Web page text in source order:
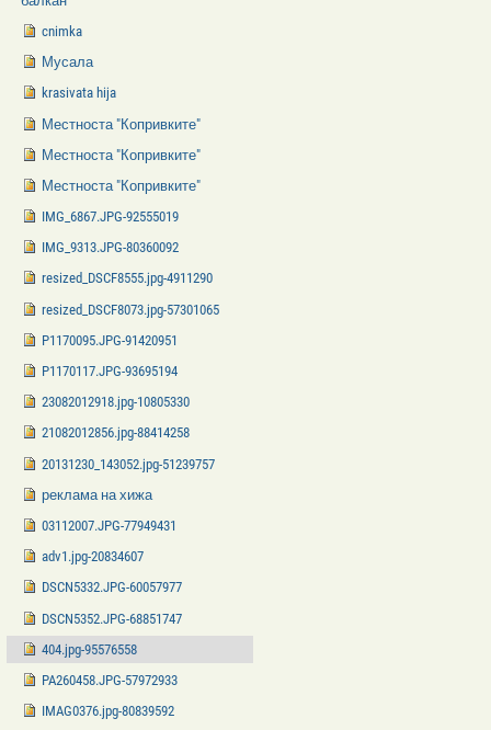
cnimka
Мусала
krasivata hija
Местноста "Копривките"
Местноста "Копривките"
Местноста "Копривките"
IMG_6867.JPG-92555019
IMG_9313.JPG-80360092
resized_DSCF8555.jpg-4911290
resized_DSCF8073.jpg-57301065
P1170095.JPG-91420951
P1170117.JPG-93695194
23082012918.jpg-10805330
21082012856.jpg-88414258
20131230_143052.jpg-51239757
реклама на хижа
03112007.JPG-77949431
adv1.jpg-20834607
DSCN5332.JPG-60057977
DSCN5352.JPG-68851747
404.jpg-95576558
PA260458.JPG-57972933
IMAG0376.jpg-80839592